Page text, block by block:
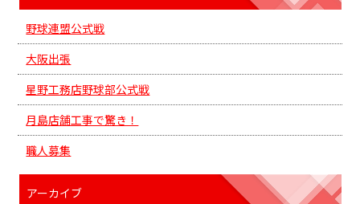
野球連盟公式戦
大阪出張
星野工務店野球部公式戦
月島店舗工事で驚き！
職人募集
アーカイブ